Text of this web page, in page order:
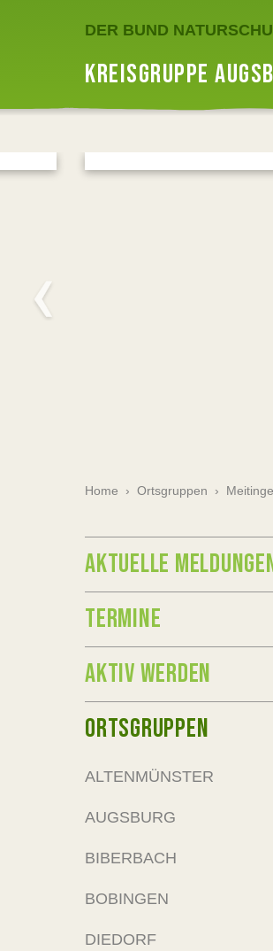
DER BUND
KREISGRUPPE
Home › Ortsgruppen ›
AKTUELLE
TERMINE
AKTIV WERDEN
ORTSGRUPPEN
ALTENMÜNSTER
AUGSBURG
BIBERBACH
BOBINGEN
DIEDORF